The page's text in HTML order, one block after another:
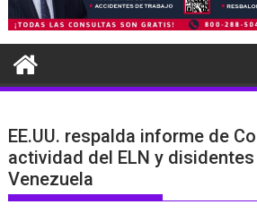
EE.UU. respalda informe de
actividad del ELN y disidentes
Venezuela